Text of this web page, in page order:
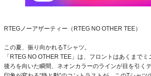
RTEGノーアザーティー（RTEG NO OTHER TEE）
この夏、振り向かれるTシャツ。
「RTEG NO OTHER TEE」は、フロントはあくまで
後ろを向いた瞬間、ネオンカラーのラインが目を引く